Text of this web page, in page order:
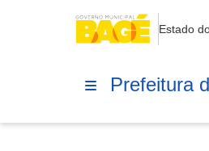
Estado
Prefeitura